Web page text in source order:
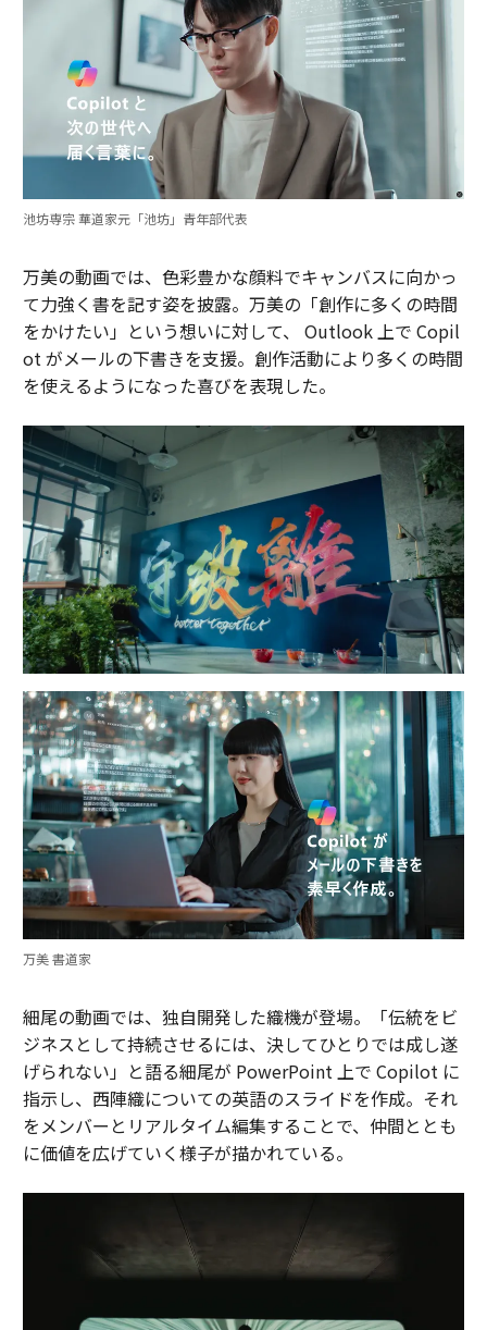
池坊専宗 華道家元「池坊」青年部代表
万美の動画では、色彩豊かな顔料でキャンバスに向かっ
て力強く書を記す姿を披露。万美の「創作に多くの時間
をかけたい」という想いに対して、 Outlook 上で Copil
ot がメールの下書きを支援。創作活動により多くの時間
を使えるようになった喜びを表現した。
万美 書道家
細尾の動画では、独自開発した織機が登場。「伝統をビ
ジネスとして持続させるには、決してひとりでは成し遂
げられない」と語る細尾が PowerPoint 上で Copilot に
指示し、西陣織についての英語のスライドを作成。それ
をメンバーとリアルタイム編集することで、仲間ととも
に価値を広げていく様子が描かれている。